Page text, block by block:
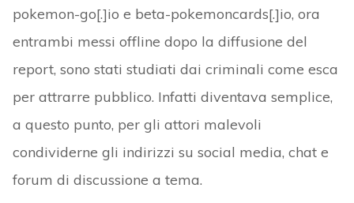
pokemon-go[.]io e beta-pokemoncards[.]io, ora
entrambi messi offline dopo la diffusione del
report, sono stati studiati dai criminali come esca
per attrarre pubblico. Infatti diventava semplice,
a questo punto, per gli attori malevoli
condividerne gli indirizzi su social media, chat e
forum di discussione a tema.